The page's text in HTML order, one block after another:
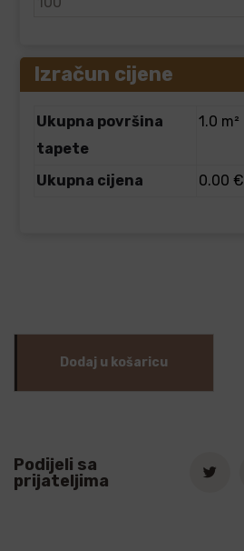
Izračun cijene
Ukupna površina
tapete
1.0 m²
Ukupna cijena 0.00 €
Dodaj u košaricu
Podijeli sa
prijateljima